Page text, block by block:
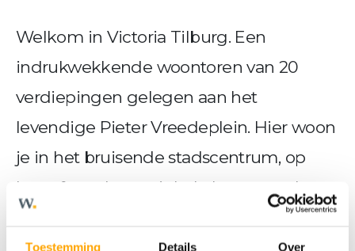
Toestemming Details Over
Welkom in Victoria Tilburg. Een
indrukwekkende woontoren van 20
verdiepingen gelegen aan het
levendige Pieter Vreedeplein. Hier woon
je in het bruisende stadscentrum, op
loopafstand van winkels, horeca en het